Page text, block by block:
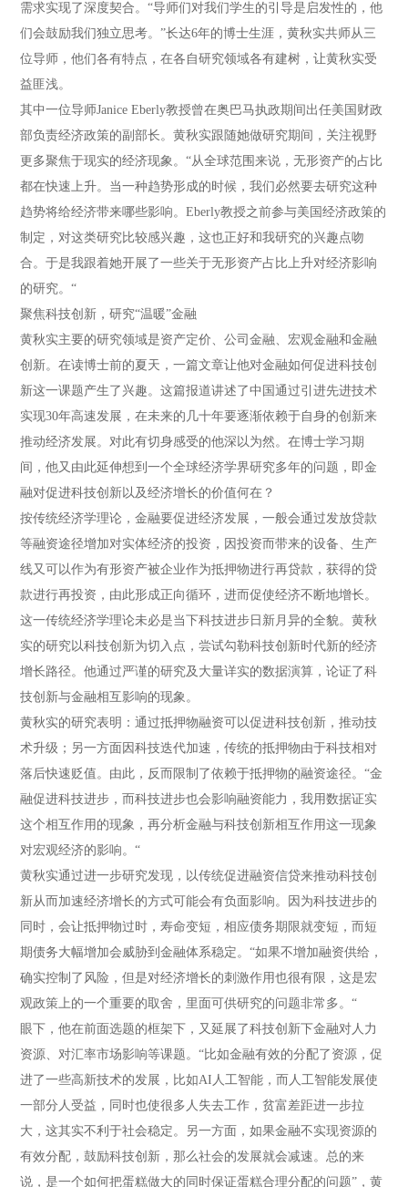
需求实现了深度契合。“导师们对我们学生的引导是启发性的，他
们会鼓励我们独立思考。”长达6年的博士生涯，黄秋实共师从三
位导师，他们各有特点，在各自研究领域各有建树，让黄秋实受
益匪浅。
其中一位导师Janice Eberly教授曾在奥巴马执政期间出任美国财政
部负责经济政策的副部长。黄秋实跟随她做研究期间，关注视野
更多聚焦于现实的经济现象。“从全球范围来说，无形资产的占比
都在快速上升。当一种趋势形成的时候，我们必然要去研究这种
趋势将给经济带来哪些影响。Eberly教授之前参与美国经济政策的
制定，对这类研究比较感兴趣，这也正好和我研究的兴趣点吻
合。于是我跟着她开展了一些关于无形资产占比上升对经济影响
的研究。“
聚焦科技创新，研究“温暖”金融
黄秋实主要的研究领域是资产定价、公司金融、宏观金融和金融
创新。在读博士前的夏天，一篇文章让他对金融如何促进科技创
新这一课题产生了兴趣。这篇报道讲述了中国通过引进先进技术
实现30年高速发展，在未来的几十年要逐渐依赖于自身的创新来
推动经济发展。对此有切身感受的他深以为然。在博士学习期
间，他又由此延伸想到一个全球经济学界研究多年的问题，即金
融对促进科技创新以及经济增长的价值何在？
按传统经济学理论，金融要促进经济发展，一般会通过发放贷款
等融资途径增加对实体经济的投资，因投资而带来的设备、生产
线又可以作为有形资产被企业作为抵押物进行再贷款，获得的贷
款进行再投资，由此形成正向循环，进而促使经济不断地增长。
这一传统经济学理论未必是当下科技进步日新月异的全貌。黄秋
实的研究以科技创新为切入点，尝试勾勒科技创新时代新的经济
增长路径。他通过严谨的研究及大量详实的数据演算，论证了科
技创新与金融相互影响的现象。
黄秋实的研究表明：通过抵押物融资可以促进科技创新，推动技
术升级；另一方面因科技迭代加速，传统的抵押物由于科技相对
落后快速贬值。由此，反而限制了依赖于抵押物的融资途径。“金
融促进科技进步，而科技进步也会影响融资能力，我用数据证实
这个相互作用的现象，再分析金融与科技创新相互作用这一现象
对宏观经济的影响。“
黄秋实通过进一步研究发现，以传统促进融资信贷来推动科技创
新从而加速经济增长的方式可能会有负面影响。因为科技进步的
同时，会让抵押物过时，寿命变短，相应债务期限就变短，而短
期债务大幅增加会威胁到金融体系稳定。“如果不增加融资供给，
确实控制了风险，但是对经济增长的刺激作用也很有限，这是宏
观政策上的一个重要的取舍，里面可供研究的问题非常多。“
眼下，他在前面选题的框架下，又延展了科技创新下金融对人力
资源、对汇率市场影响等课题。“比如金融有效的分配了资源，促
进了一些高新技术的发展，比如AI人工智能，而人工智能发展使
一部分人受益，同时也使很多人失去工作，贫富差距进一步拉
大，这其实不利于社会稳定。另一方面，如果金融不实现资源的
有效分配，鼓励科技创新，那么社会的发展就会减速。总的来
说，是一个如何把蛋糕做大的同时保证蛋糕合理分配的问题”，黄